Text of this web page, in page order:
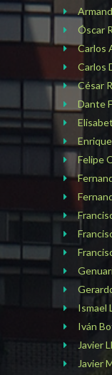
Óscar
Carlos
Carlos
César
Dante
Felipe
Ismael
Iván
Javier
Javier